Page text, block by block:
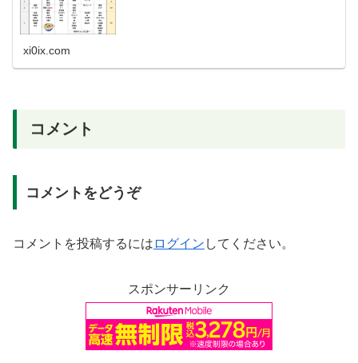
xi0ix.com
コメント
コメントをどうぞ
コメントを投稿するには ログイン してください。
スポンサーリンク